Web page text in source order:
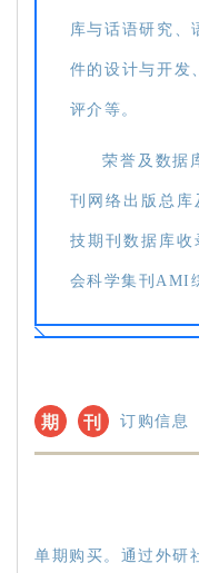
库与话语研究、
件的设计与开发
评介等。
荣誉及数据
刊网络出版总
技期刊数据库收
会科学集刊AMI
期 刊 订购信息
单期购买。通过外研